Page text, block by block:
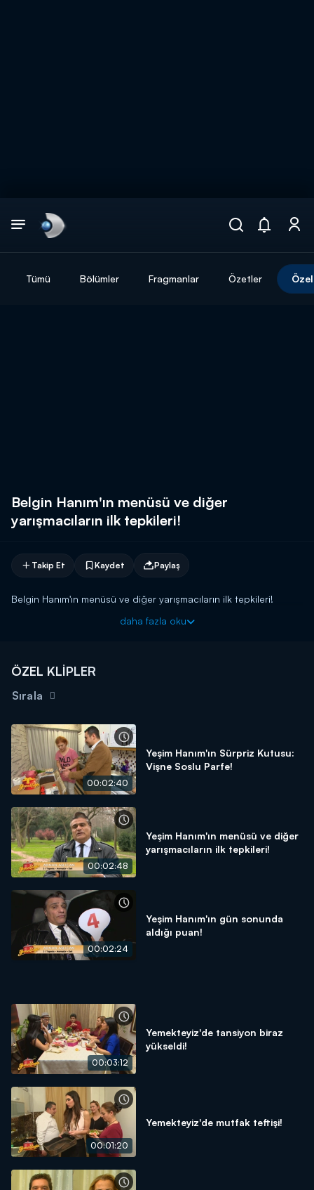
Tümü Bölümler Fragmanlar Özetler
Belgin Hanım'ın menüsü ve diğer
yarışmacıların ilk tepkileri!
Takip Et Kaydet Paylaş
Belgin Hanım'ın menüsü ve diğer yarışmacıların ilk tepkileri!
daha fazla oku
ÖZEL KLİPLER
Sırala
00:02:40
Yeşim Hanım'ın Sürpriz Kutusu:
Vişne Soslu Parfe!
00:02:48
Yeşim Hanım'ın menüsü ve diğer
yarışmacıların ilk tepkileri!
00:02:24
Yeşim Hanım'ın gün sonunda
aldığı puan!
00:03:12
Yemekteyiz'de tansiyon biraz
yükseldi!
00:01:20
Yemekteyiz'de mutfak teftişi!